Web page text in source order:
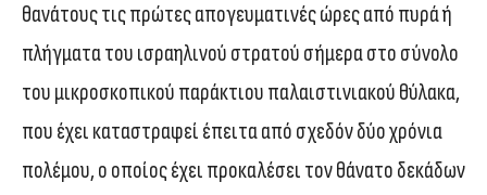
θανάτους τις πρώτες απογευματινές ώρες από πυρά ή
πλήγματα του ισραηλινού στρατού σήμερα στο σύνολο
του μικροσκοπικού παράκτιου παλαιστινιακού θύλακα,
που έχει καταστραφεί έπειτα από σχεδόν δύο χρόνια
πολέμου, ο οποίος έχει προκαλέσει τον θάνατο δεκάδων